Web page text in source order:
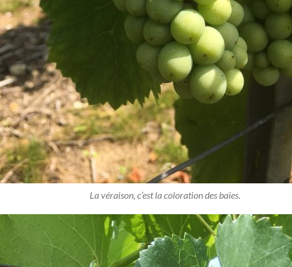
La véraison, c’est la coloration des baies.